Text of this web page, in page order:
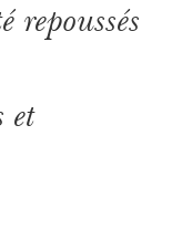
repoussés
et